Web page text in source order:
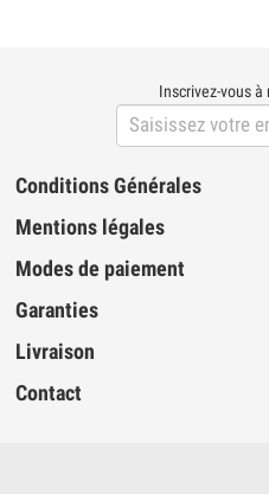
Inscrivez-vous
Conditions Générales
Mentions légales
Modes de paiement
Garanties
Livraison
Contact